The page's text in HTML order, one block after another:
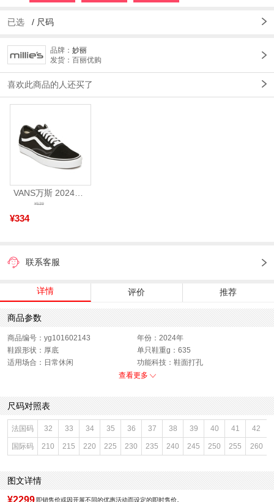
已选 / 尺码
品牌： 妙丽
发货：百丽优购
喜欢此商品的人还买了
VANS万斯 2024年新款中性OldSkool帆布鞋/硫化鞋VN000D3HY28（延续款）
¥334
¥539
联系客服
详情 评价 推荐
商品参数
商品编号：yg101602143
年份：2024年
鞋跟形状：厚底
单只鞋重g：635
适用场合：日常休闲
功能科技：鞋面打孔
渠道划分：线下同步
参考鞋宽(女)：11CM
靴筒内里材质：羊皮革
色系：黑色
鞋类流行款式：马丁靴
流行元素：交叉绑带
靴筒筒面材质：牛皮革
参考标准尺码：36码
闭合方式：系带
前掌高度：2.5CM
款式季节：冬季
风格分类：马丁靴
鞋头款式：圆头
鞋面材质：牛皮革
鞋面图案：纯色
参考鞋长(女)：27CM
制鞋工艺：胶贴皮鞋
查看更多
尺码对照表
法国码 32 33 34 35 36 37 38 39 40 41 42
国际码 210 215 220 225 230 235 240 245 250 255 260
图文详情
即销售价或因开展不同的优惠活动而设定的即时售价。